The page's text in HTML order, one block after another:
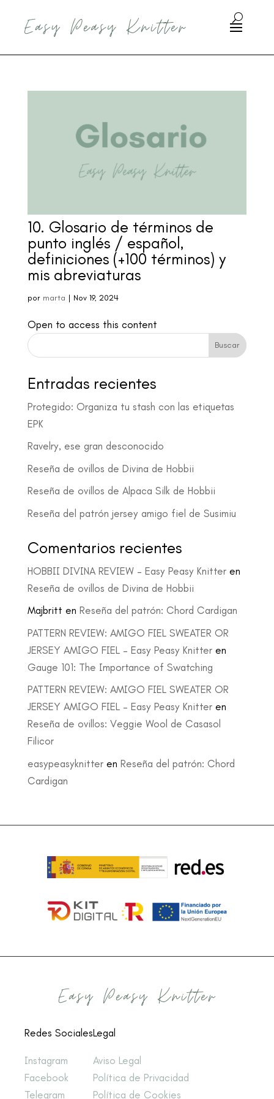
10. Glosario de términos de
punto inglés / español,
definiciones (+100 términos) y
mis abreviaturas
por marta | Nov 19, 2024
Open to access this content
Buscar
Entradas recientes
Protegido: Organiza tu stash con las etiquetas
EPK
Ravelry, ese gran desconocido
Reseña de ovillos de Divina de Hobbii
Reseña de ovillos de Alpaca Silk de Hobbii
Reseña del patrón jersey amigo fiel de Susimiu
Comentarios recientes
HOBBII DIVINA REVIEW – Easy Peasy Knitteren
Reseña de ovillos de Divina de Hobbii
Majbritt en Reseña del patrón: Chord Cardigan
PATTERN REVIEW: AMIGO FIEL SWEATER OR
JERSEY AMIGO FIEL – Easy Peasy Knitteren
Gauge 101: The Importance of Swatching
PATTERN REVIEW: AMIGO FIEL SWEATER OR
JERSEY AMIGO FIEL – Easy Peasy Knitteren
Reseña de ovillos: Veggie Wool de Casasol
Filicor
easypeasyknitteren Reseña del patrón: Chord
Cardigan
Redes Sociales
Instagram
Facebook
Telegram
Legal
Aviso Legal
Política de Privacidad
Política de Cookies